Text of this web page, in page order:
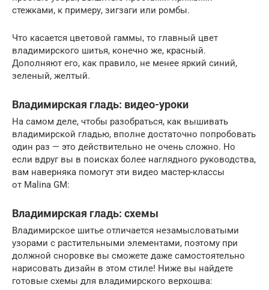
стежками, к примеру, зигзаги или ромбы.
Что касается цветовой гаммы, то главный цвет
владимирского шитья, конечно же, красный.
Дополняют его, как правило, не менее яркий синий,
зеленый, желтый.
Владимирская гладь: видео-уроки
На самом деле, чтобы разобраться, как вышивать
владимирской гладью, вполне достаточно попробовать
один раз — это действительно не очень сложно. Но
если вдруг вы в поисках более наглядного руководства,
вам наверняка помогут эти видео мастер-классы
от Malina GM:
Владимирская гладь: схемы
Владимирское шитье отличается незамысловатыми
узорами с растительными элементами, поэтому при
должной сноровке вы сможете даже самостоятельно
нарисовать дизайн в этом стиле! Ниже вы найдете
готовые схемы для владимирского верхошва: